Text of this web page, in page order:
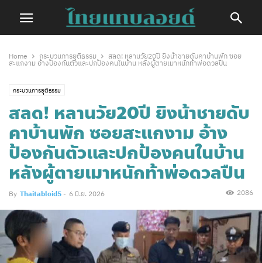
Home กระบวนการยุติธรรม
สลด! หลานวัย20ปี ยิงน้าชายดับคาบ้านพัก ซอย
สะแกงาม อ้างป้องกันตัวและปกป้องคนในบ้าน หลังผู้ตายเมาหนักท้าพ่อดวลปืน
กระบวนการยุติธรรม
สลด! หลานวัย20ปี ยิงน้าชายดับ
คาบ้านพัก ซอยสะแกงาม อ้าง
ป้องกันตัวและปกป้องคนในบ้าน
หลังผู้ตายเมาหนักท้าพ่อดวลปืน
By Thaitabloid5 - 6 มิ.ย. 2026 2086